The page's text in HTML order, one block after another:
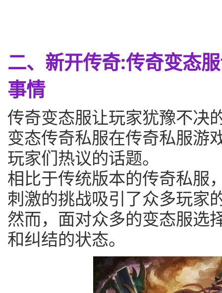
二、新开传奇:传奇变态
事情
传奇变态服让玩家犹豫不决
变态传奇私服在传奇私服游
玩家们热议的话题。
相比于传统版本的传奇私服
刺激的挑战吸引了众多玩家
然而，面对众多的变态服选
和纠结的状态。